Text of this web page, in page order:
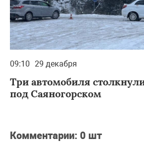
09:10 29 декабря
Три автомобиля
под Саяногорском
Комментарии: 0 шт